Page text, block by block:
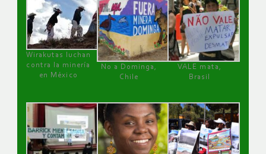
Wirakutas luchan
contra la minería
en México
No a Dominga,
Chile
VALE mata,
Brasil